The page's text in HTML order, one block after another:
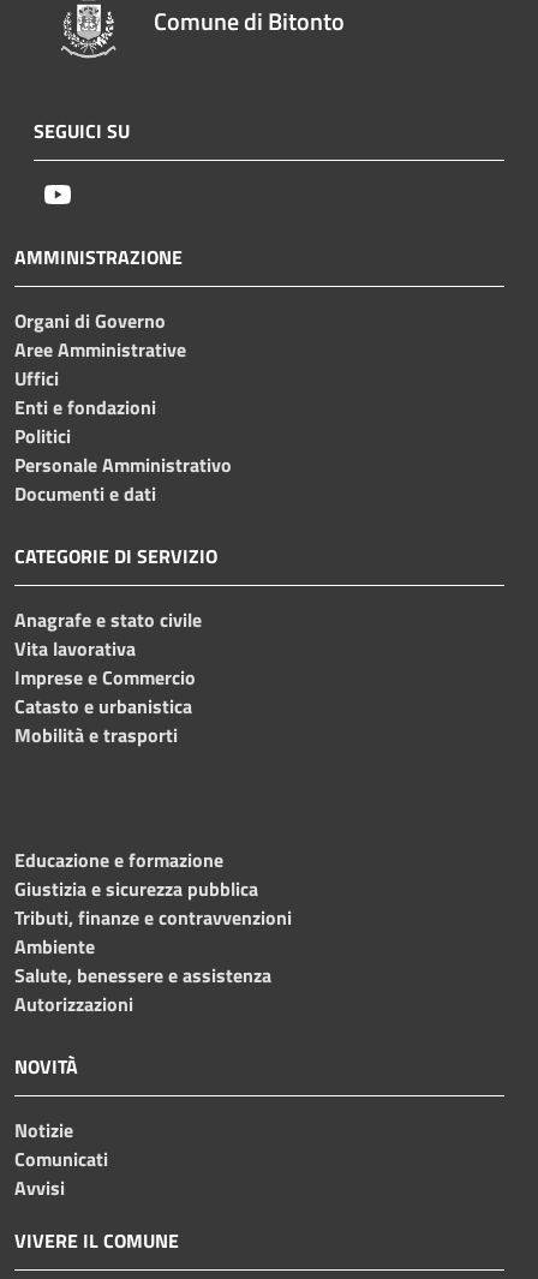
Comune di Bitonto
SEGUICI SU
AMMINISTRAZIONE
Organi di Governo
Aree Amministrative
Uffici
Enti e fondazioni
Politici
Personale Amministrativo
Documenti e dati
CATEGORIE DI SERVIZIO
Anagrafe e stato civile
Vita lavorativa
Imprese e Commercio
Catasto e urbanistica
Mobilità e trasporti
Educazione e formazione
Giustizia e sicurezza pubblica
Tributi, finanze e contravvenzioni
Ambiente
Salute, benessere e assistenza
Autorizzazioni
NOVITÀ
Notizie
Comunicati
Avvisi
VIVERE IL COMUNE